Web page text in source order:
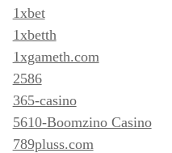
1xbet
1xbetth
1xgameth.com
2586
365-casino
5610-Boomzino Casino
789pluss.com